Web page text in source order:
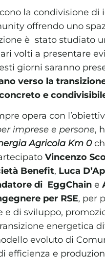
la condivisione di
offrendo uno
è stato studiato
volti a presentare
giorni saranno
verso la
e
opera con
imprese e persone,
Agricola Km 0
Vincenzo
Benefit, Luca
di EggChain e
per RSE, per
e di sviluppo,
energetica
evoluto di
efficienza e